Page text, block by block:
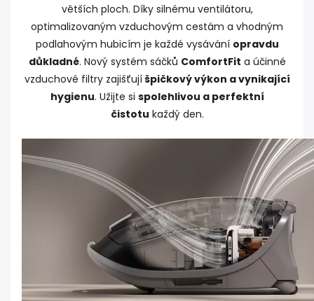
větších ploch. Díky silnému ventilátoru,
optimalizovaným vzduchovým cestám a vhodným
podlahovým hubicím je každé vysávání opravdu
důkladné. Nový systém sáčků ComfortFit a účinné
vzduchové filtry zajišťujíšpičkový výkon a vynikající
hygienu. Užijte si spolehlivou a perfektní
čistotu každý den.